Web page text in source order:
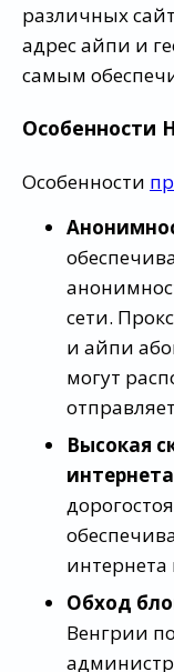
различных
адрес айпи и
самым
Особенности
Особенности
сети.
и айпи
могут
Высокая
интернета
Обход
Венгрии